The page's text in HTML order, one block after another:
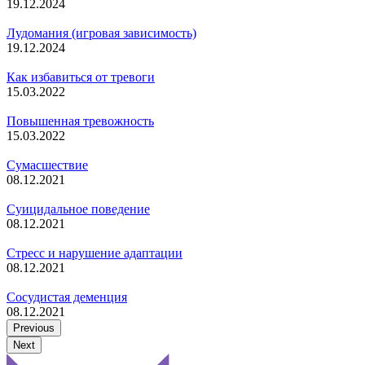
19.12.2024
Лудомания (игровая зависимость)
19.12.2024
Как избавиться от тревоги
15.03.2022
Повышенная тревожность
15.03.2022
Сумасшествие
08.12.2021
Суицидальное поведение
08.12.2021
Стресс и нарушение адаптации
08.12.2021
Сосудистая деменция
08.12.2021
Previous
Next